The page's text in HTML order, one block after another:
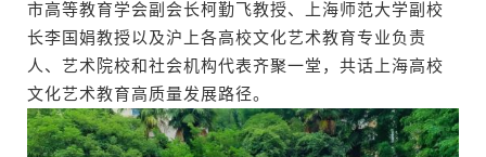
市高等教育学会副会长柯勤飞教授、上海师范大学副校
长李国娟教授以及沪上各高校文化艺术教育专业负责
人、艺术院校和社会机构代表齐聚一堂，共话上海高校
文化艺术教育高质量发展路径。